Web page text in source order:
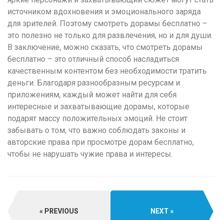
источником вдохновения и эмоционального заряда
для зрителей. Поэтому смотреть дорамы бесплатно –
это полезно не только для развлечения, но и для души.
В заключение, можно сказать, что смотреть дорамы
бесплатно – это отличный способ насладиться
качественным контентом без необходимости тратить
деньги. Благодаря разнообразным ресурсам и
приложениям, каждый может найти для себя
интересные и захватывающие дорамы, которые
подарят массу положительных эмоций. Не стоит
забывать о том, что важно соблюдать законы и
авторские права при просмотре дорам бесплатно,
чтобы не нарушать чужие права и интересы.
PREVIOUS NEXT